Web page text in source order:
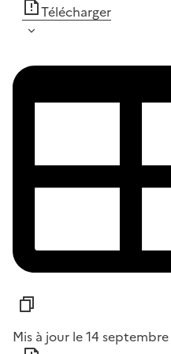
Télécharger
Mis à jour le 14